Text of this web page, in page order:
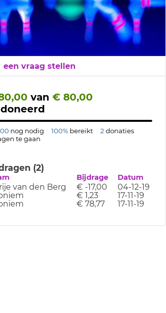
een vraag stellen
van € 80,00
nog nodig 100% bereikt 2 donaties
te gaan
(2)
Bijdrage Datum
van den Berg € -17,00
04-12-19
€ 1,23
17-11-19
€ 78,77 17-11-19